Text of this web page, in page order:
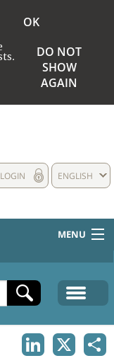
OK
DO NOT
SHOW
AGAIN
ENGLISH
LOGIN
MENU